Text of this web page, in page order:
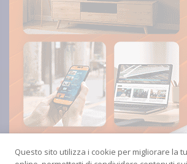
Questo sito utilizza i cookie per migliorare la